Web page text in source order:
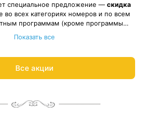
специальное предложение — скидка
во всех категориях номеров и по всем
программам (кроме программы
«Оздоровительная»).
должен пройти в даты 25 июня —
31 июля 2026.
Показать все
Все акции